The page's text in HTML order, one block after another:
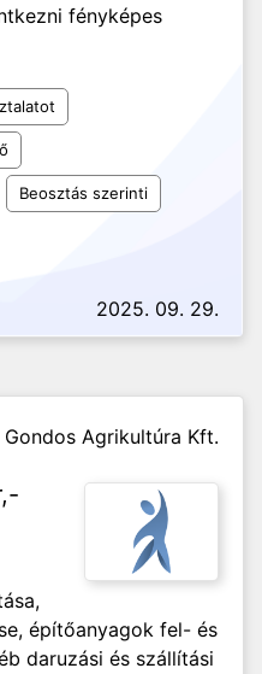
fényképes
Beosztás szerinti
2025. 09. 29.
Gondos Agrikultúra Kft.
építőanyagok fel- és
daruzási és szállítási